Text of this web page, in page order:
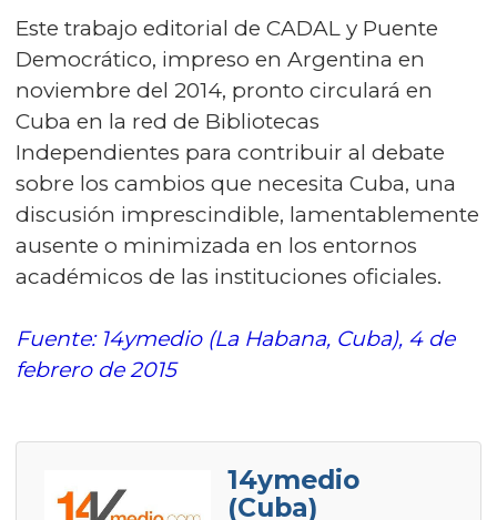
Este trabajo editorial de CADAL y Puente
Democrático, impreso en Argentina en
noviembre del 2014, pronto circulará en
Cuba en la red de Bibliotecas
Independientes para contribuir al debate
sobre los cambios que necesita Cuba, una
discusión imprescindible, lamentablemente
ausente o minimizada en los entornos
académicos de las instituciones oficiales.
Fuente: 14ymedio (La Habana, Cuba), 4 de
febrero de 2015
14ymedio
(Cuba)